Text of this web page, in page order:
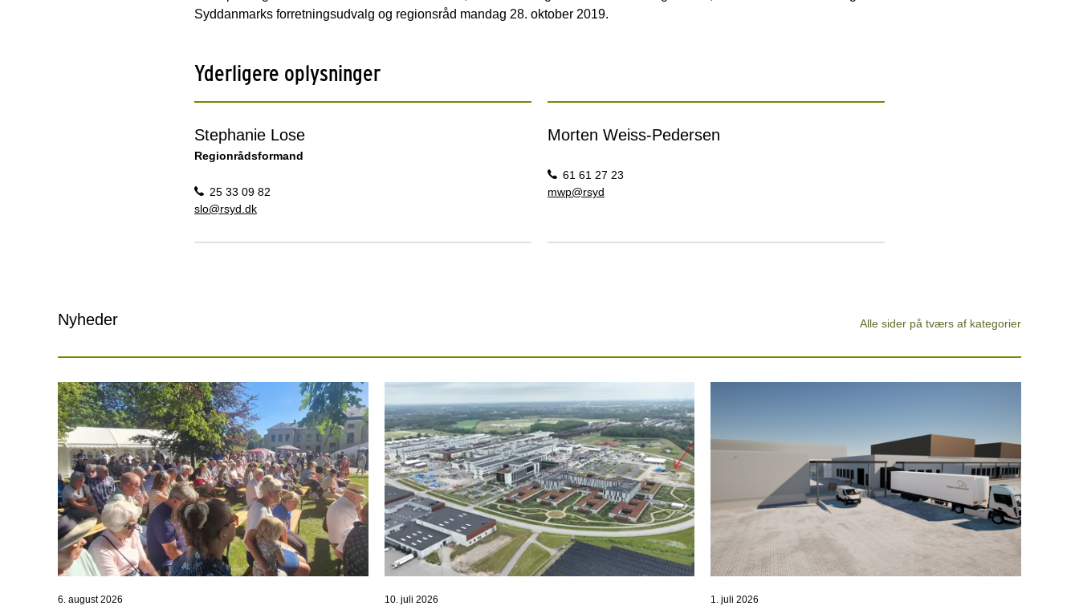
Syddanmarks forretningsudvalg og regionsråd mandag 28. oktober 2019.
Yderligere oplysninger
Stephanie Lose
Regionrådsformand
25 33 09 82
slo@rsyd.dk
Morten Weiss-Pedersen
61 61 27 23
mwp@rsyd
Nyheder Alle sider på tværs af kategorier
6. august 2026 10. juli 2026 1. juli 2026